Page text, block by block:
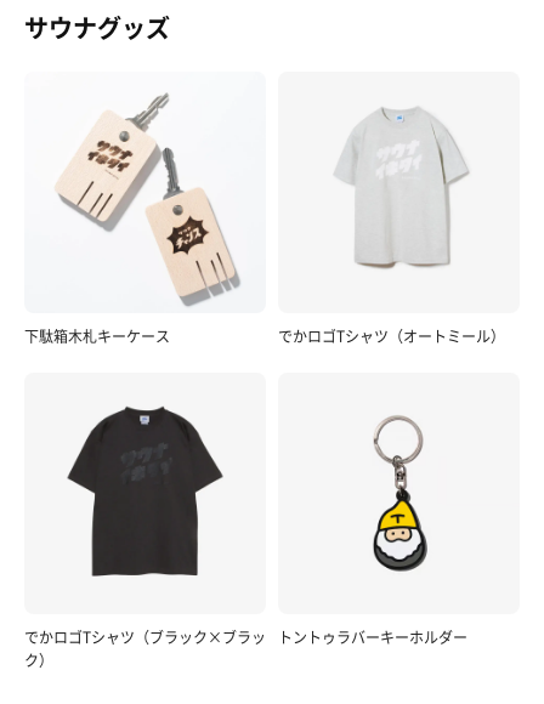
サウナグッズ
下駄箱木札キーケース でかロゴTシャツ（オートミール）
でかロゴTシャツ（ブラック×ブラッ
ク）
トントゥラバーキーホルダー